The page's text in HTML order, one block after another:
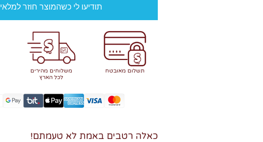
תודיעו לי כשהמוצר חוזר למלאי
תשלום מאובטח
משלוחים מהירים
לכל הארץ
כאלה רטבים באמת לא טעמתם!